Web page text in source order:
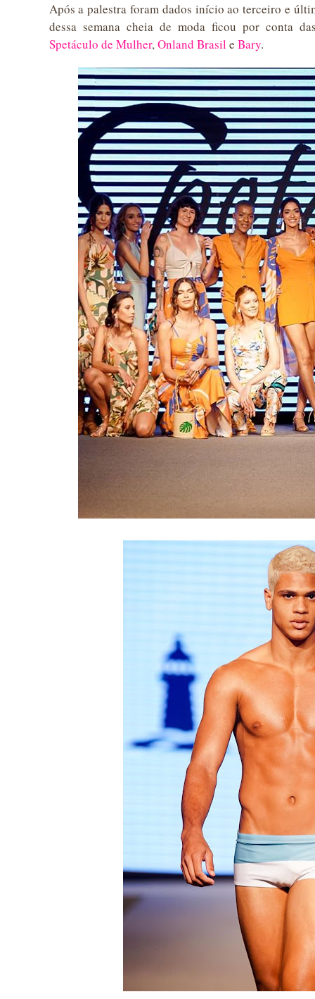
Após a palestra foram dados início ao terceiro e
dessa semana cheia de moda ficou por conta
Spetáculo de Mulher,Onland Brasil e Bary.